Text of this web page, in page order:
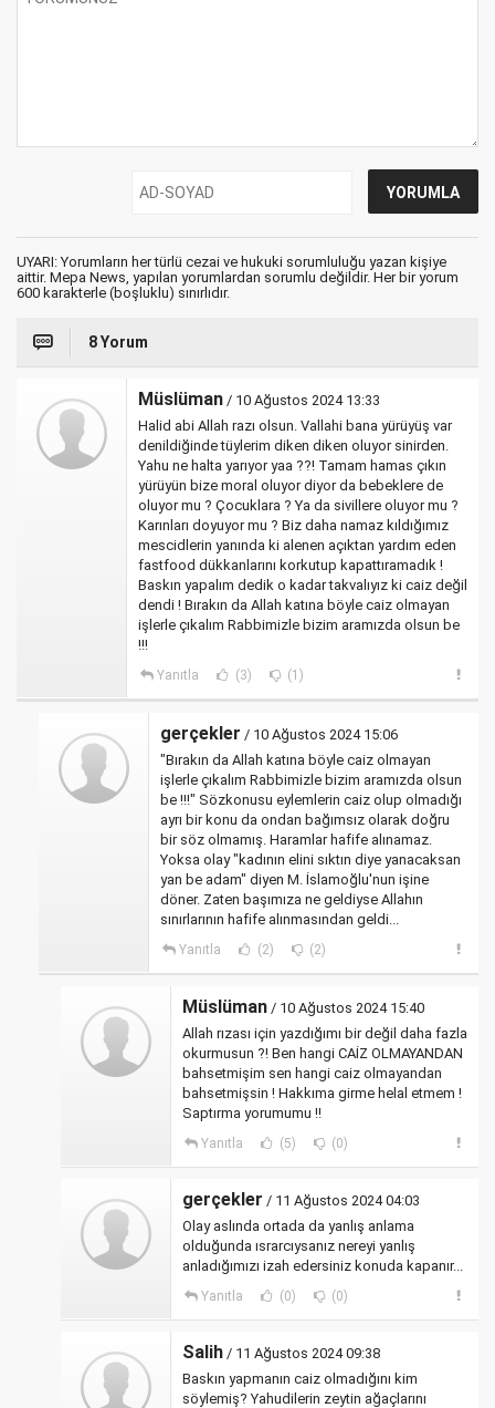
UYARI: Yorumların her türlü cezai ve hukuki sorumluluğu yazan kişiye
aittir. Mepa News, yapılan yorumlardan sorumlu değildir. Her bir yorum
600 karakterle (boşluklu) sınırlıdır.
8 Yorum
Müslüman / 10 Ağustos 2024 13:33
Halid abi Allah razı olsun. Vallahi bana yürüyüş var
denildiğinde tüylerim diken diken oluyor sinirden.
Yahu ne halta yarıyor yaa ??! Tamam hamas çıkın
yürüyün bize moral oluyor diyor da bebeklere de
oluyor mu ? Çocuklara ? Ya da sivillere oluyor mu ?
Karınları doyuyor mu ? Biz daha namaz kıldığımız
mescidlerin yanında ki alenen açıktan yardım eden
fastfood dükkanlarını korkutup kapattıramadık !
Baskın yapalım dedik o kadar takvalıyız ki caiz değil
dendi ! Bırakın da Allah katına böyle caiz olmayan
işlerle çıkalım Rabbimizle bizim aramızda olsun be
!!!
Yanıtla (3) (1)
gerçekler / 10 Ağustos 2024 15:06
"Bırakın da Allah katına böyle caiz olmayan
işlerle çıkalım Rabbimizle bizim aramızda olsun
be !!!" Sözkonusu eylemlerin caiz olup olmadığı
ayrı bir konu da ondan bağımsız olarak doğru
bir söz olmamış. Haramlar hafife alınamaz.
Yoksa olay "kadının elini sıktın diye yanacaksan
yan be adam" diyen M. İslamoğlu'nun işine
döner. Zaten başımıza ne geldiyse Allahın
sınırlarının hafife alınmasından geldi...
Yanıtla (2) (2)
Müslüman / 10 Ağustos 2024 15:40
Allah rızası için yazdığımı bir değil daha fazla
okurmusun ?! Ben hangi CAİZ OLMAYANDAN
bahsetmişim sen hangi caiz olmayandan
bahsetmişsin ! Hakkıma girme helal etmem !
Saptırma yorumumu !!
Yanıtla (5) (0)
gerçekler / 11 Ağustos 2024 04:03
Olay aslında ortada da yanlış anlama
olduğunda ısrarcıysanız nereyi yanlış
anladığımızı izah edersiniz konuda kapanır...
Yanıtla (0) (0)
Salih / 11 Ağustos 2024 09:38
Baskın yapmanın caiz olmadığını kim
söylemiş? Yahudilerin zeytin ağaçlarını